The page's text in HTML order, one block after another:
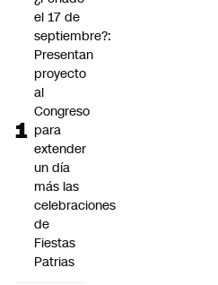
el 17 de
septiembre?:
Presentan
proyecto
al
Congreso
para
extender
un día
más las
celebraciones
de
Fiestas
Patrias